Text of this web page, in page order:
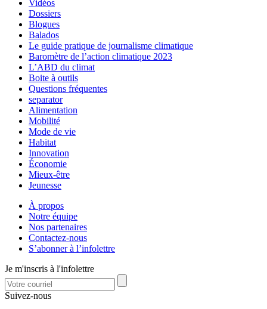
Vidéos
Dossiers
Blogues
Balados
Le guide pratique de journalisme climatique
Baromètre de l’action climatique 2023
L’ABD du climat
Boite à outils
Questions fréquentes
separator
Alimentation
Mobilité
Mode de vie
Habitat
Innovation
Économie
Mieux-être
Jeunesse
À propos
Notre équipe
Nos partenaires
Contactez-nous
S’abonner à l’infolettre
Je m'inscris à l'infolettre
Suivez-nous